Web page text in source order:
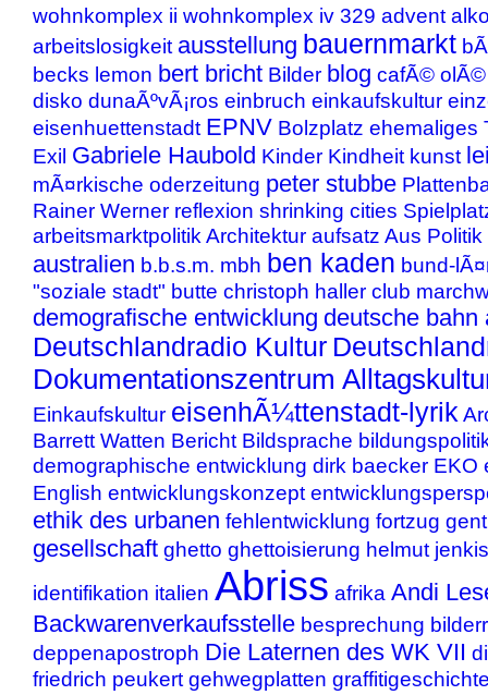
wohnkomplex ii wohnkomplex iv 329 advent
arbeitslosigkeit ausstellung bauernmarkt
becks lemon bert bricht Bilder blog cafÃ© olÃ©
disko dunaÃºvÃ¡ros einbruch einkaufskultur
eisenhuettenstadt EPNV Bolzplatz ehemaliges
Exil Gabriele Haubold Kinder Kindheit kunst
mÃ¤rkische oderzeitung peter stubbe
Rainer Werner reflexion shrinking cities
arbeitsmarktpolitik Architektur aufsatz Aus
australien b.b.s.m. mbh ben kaden bund-
"soziale stadt" butte christoph haller club
demografische entwicklung deutsche bahn
Deutschlandradio Kultur
Dokumentationszentrum
Einkaufskultur eisenhÃ¼ttenstadt-lyrik
Barrett Watten Bericht Bildsprache
demographische entwicklung dirk baecker EKO
English entwicklungskonzept
ethik des urbanen fehlentwicklung fortzug
gesellschaft ghetto ghettoisierung helmut jenkis
identifikation italien Abriss afrika Andi
Backwarenverkaufsstelle besprechung
deppenapostroph Die Laternen des WK VII
friedrich peukert gehwegplatten